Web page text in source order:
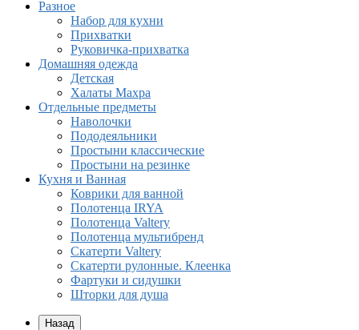
Разное
Набор для кухни
Прихватки
Руковичка-прихватка
Домашняя одежда
Детская
Халаты Махра
Отдельные предметы
Наволочки
Пододеяльники
Простыни классические
Простыни на резинке
Кухня и Ванная
Коврики для ванной
Полотенца IRYA
Полотенца Valtery
Полотенца мультибренд
Скатерти Valtery
Скатерти рулонные. Клеенка
Фартуки и сидушки
Шторки для душа
Назад